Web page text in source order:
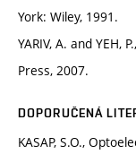
York: Wiley, 1991.
YARIV, A. and YEH,
Press, 2007.
DOPORUČENÁ
KASAP, S.O.,